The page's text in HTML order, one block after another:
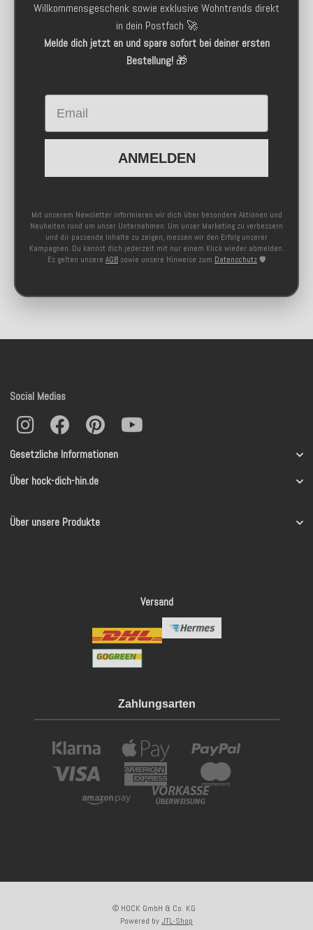
Willkommensgeschenk sowie exklusive Wohntrends direkt
in dein Postfach 🚀
Melde dich jetzt an und spare sofort bei deiner ersten
Bestellung!🎁
Email
ANMELDEN
Mit unserem Newsletter informieren wir dich über besondere Aktionen und
Neuheiten rund um unser Unternehmen. Um unser Marketing zu verbessern
und dir passende Inhalte zu zeigen, messen wir den Erfolg unserer
Kampagnen. Du kannst dich jederzeit mit nur einem Klick wieder abmelden.
Es gelten unsere AGB sowie unsere Hinweise zum Datenschutz 🛡️
Gesetzliche Informationen
Über hock-dich-hin.de
Über unsere Produkte
Social Medias
Versand
Zahlungsarten
© HOCK GmbH & Co. KG
Powered byJTL-Shop